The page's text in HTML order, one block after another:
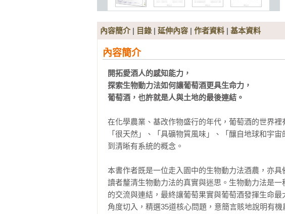
內容簡介| 目錄 | 延伸內容 | 作者資料 | 基本資料
內容簡介
開拓愛酒人的感知能力，
探索生物動力法如何讓葡萄酒更具生命力，
葡萄酒，也許就是人與土地的最後連結。
在化學農業、基改作物盛行的年代，葡萄酒的世界
「很天然」、「具礦物質風味」、「釀自地球和宇
到清晰有系統的概念。
本書作者既是一位走入園中的生物動力法酒農，亦
讀者釐清生物動力法的真實與迷思。生物動力法是
的交流與連結，最終讓葡萄果實與葡萄酒發揮生命
角度切入，精選35道核心問題，意簡言賅地說明有